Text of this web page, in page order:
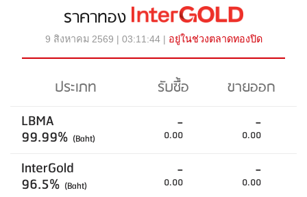
ราคาทอง
9 สิงหาคม 2569 | 03:11:44 | อยู่ในช่วงตลาดทองปิด
ประเภท รับซื้อ
ขายออก
LBMA
99.99% (Baht)
-
0.00
-
0.00
InterGold
96.5% (Baht)
-
0.00
-
0.00